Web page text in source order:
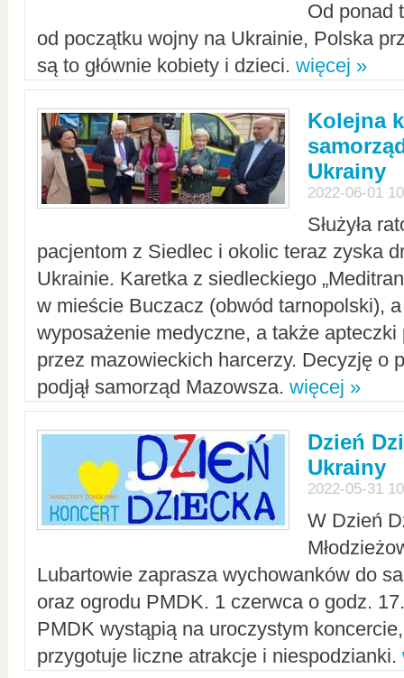
Od ponad
od początku wojny na Ukrainie, Polska
są to głównie kobiety i dzieci. więcej »
Kolejna
Ukrainy
2022-06-01
Służyła
pacjentom z Siedlec i okolic teraz zyska
Ukrainie. Karetka z siedleckiego
w mieście Buczacz (obwód tarnopolski),
wyposażenie medyczne, a także apteczki
przez mazowieckich harcerzy. Decyzję o
podjął samorząd Mazowsza. więcej »
Dzień
Ukrainy
2022-05-31
W Dzień
Lubartowie zaprasza wychowanków do
oraz ogrodu PMDK. 1 czerwca o godz.
PMDK wystąpią na uroczystym
przygotuje liczne atrakcje i niespodzianki.